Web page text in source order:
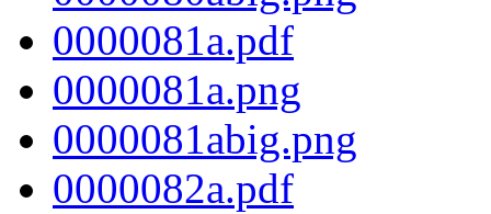
0000081a.pdf
0000081a.png
0000081abig.png
0000082a.pdf